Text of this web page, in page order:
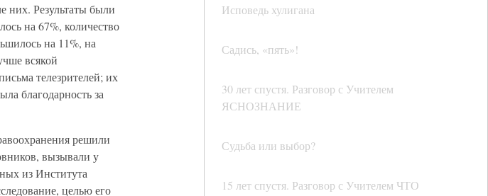
Исповедь хулигана
Садись, «пять»!
30 лет спустя. Разговор с Учителем
ЯСНОЗНАНИЕ
Судьба или выбор?
15 лет спустя. Разговор с Учителем ЧТО
них. Результаты были
на 67%, количество
на 11%, на
всякой
телезрителей; их
благодарность за
решили
вызывали у
из Института
целью его